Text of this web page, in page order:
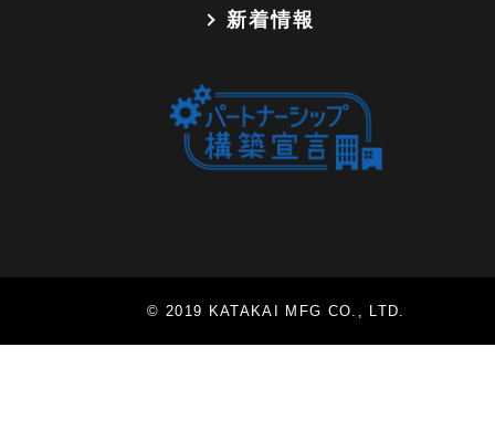
新着情報
© 2019 KATAKAI MFG CO., LTD.